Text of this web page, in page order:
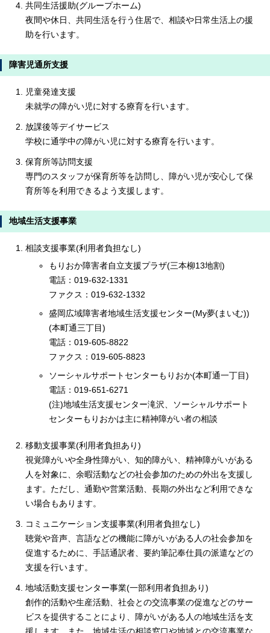
共同生活援助(グループホーム)
夜間や休日、共同生活を行う住居で、相談や日常生活上の援
助を行います。
障害児通所支援
児童発達支援
未就学の障がい児に対する療育を行います。
放課後等デイサービス
学校に通学中の障がい児に対する療育を行います。
保育所等訪問支援
専門のスタッフが保育所等を訪問し、障がい児が安心して保
育所等を利用できるよう支援します。
地域生活支援事業
相談支援事業(利用者負担なし)
もりおか障害者自立支援プラザ(三本柳13地割)
電話：019-632-1331
ファクス：019-632-1332
盛岡広域障害者地域生活支援センター(My夢(まいむ))
(本町通三丁目)
電話：019-605-8822
ファクス：019-605-8823
ソーシャルサポートセンターもりおか(本町通一丁目)
電話：019-651-6271
(注)地域生活支援センター滝沢、ソーシャルサポート
センターもりおかは主に精神障がい者の相談
移動支援事業(利用者負担あり)
視覚障がいや全身性障がい、知的障がい、精神障がいがある
人を対象に、余暇活動などの社会参加のための外出を支援し
ます。ただし、通勤や営業活動、長期の外出など利用できな
い場合もあります。
コミュニケーション支援事業(利用者負担なし)
聴覚や音声、言語などの機能に障がいがある人の社会参加を
促進するために、手話通訳者、要約筆記奉仕員の派遣などの
支援を行います。
地域活動支援センター事業(一部利用者負担あり)
創作的活動や生産活動、社会との交流事業の促進などのサー
ビスを提供することにより、障がいがある人の地域生活を支
援します。また、地域生活の相談窓口や地域との交流事業な